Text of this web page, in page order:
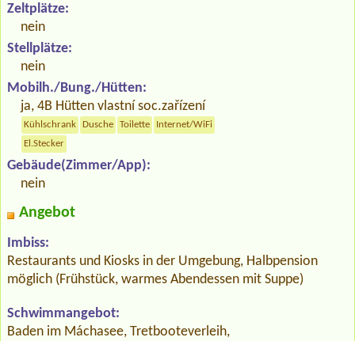
Zeltplätze:
nein
Stellplätze:
nein
Mobilh./Bung./Hütten:
ja, 4B Hütten vlastní soc.zařízení
Kühlschrank Dusche Toilette
Internet/WiFi
El.Stecker
Gebäude(Zimmer/App):
nein
Angebot
Imbiss:
Restaurants und Kiosks in der Umgebung, Halbpension
möglich (Frühstück, warmes Abendessen mit Suppe)
Schwimmangebot:
Baden im Máchasee, Tretbooteverleih,